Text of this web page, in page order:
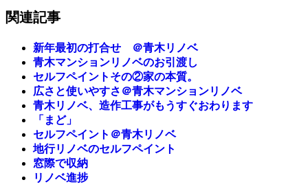
関連記事
新年最初の打合せ ＠青木リノベ
青木マンションリノベのお引渡し
セルフペイントその②家の本質。
広さと使いやすさ＠青木マンションリノベ
青木リノベ、造作工事がもうすぐおわります
「まど」
セルフペイント＠青木リノベ
地行リノベのセルフペイント
窓際で収納
リノベ進捗